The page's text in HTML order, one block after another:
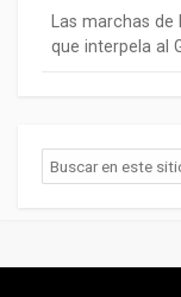
Las marchas
que interpela al
Buscar